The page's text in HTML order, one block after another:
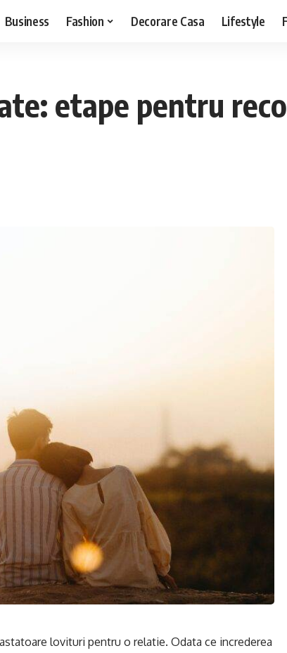
Business Fashion Decorare Casa Lifestyle
etape pentru
lovituri pentru o relatie. Odata ce increderea